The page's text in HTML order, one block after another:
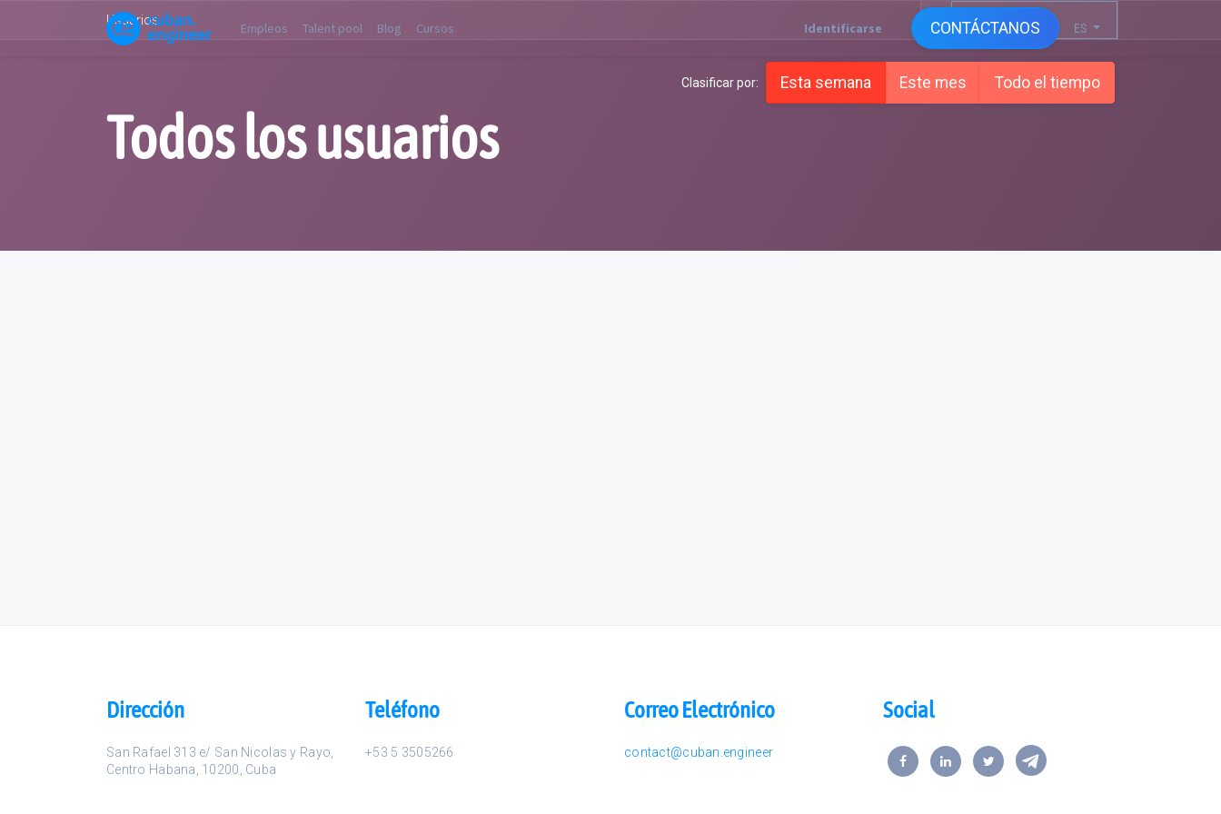
Empleos Talent pool Blog Cursos Identificarse CONTÁCTANOS ES
Usuarios
Todos los usuarios
Clasificar por: Esta semana Este mes Todo el tiempo
Dirección
San Rafael 313 e/ San Nicolas y Rayo
Centro Habana 10200 Cuba
Teléfono
+53 5 3505266
Correo Electrónico
contact@cuban.engineer
Social